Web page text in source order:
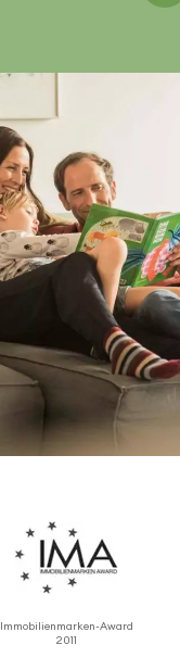
Immo­bi­li­en­marken-Award
2011